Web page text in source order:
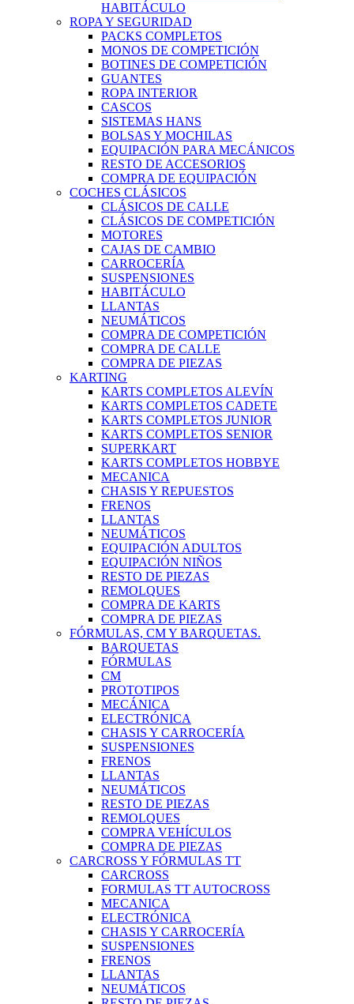
HABITÁCULO
ROPA Y SEGURIDAD
PACKS COMPLETOS
MONOS DE COMPETICIÓN
BOTINES DE COMPETICIÓN
GUANTES
ROPA INTERIOR
CASCOS
SISTEMAS HANS
BOLSAS Y MOCHILAS
EQUIPACIÓN PARA MECÁNICOS
RESTO DE ACCESORIOS
COMPRA DE EQUIPACIÓN
COCHES CLÁSICOS
CLÁSICOS DE CALLE
CLÁSICOS DE COMPETICIÓN
MOTORES
CAJAS DE CAMBIO
CARROCERÍA
SUSPENSIONES
HABITÁCULO
LLANTAS
NEUMÁTICOS
COMPRA DE COMPETICIÓN
COMPRA DE CALLE
COMPRA DE PIEZAS
KARTING
KARTS COMPLETOS ALEVÍN
KARTS COMPLETOS CADETE
KARTS COMPLETOS JUNIOR
KARTS COMPLETOS SENIOR
SUPERKART
KARTS COMPLETOS HOBBYE
MECANICA
CHASIS Y REPUESTOS
FRENOS
LLANTAS
NEUMÁTICOS
EQUIPACIÓN ADULTOS
EQUIPACIÓN NIÑOS
RESTO DE PIEZAS
REMOLQUES
COMPRA DE KARTS
COMPRA DE PIEZAS
FÓRMULAS, CM Y BARQUETAS.
BARQUETAS
FÓRMULAS
CM
PROTOTIPOS
MECÁNICA
ELECTRÓNICA
CHASIS Y CARROCERÍA
SUSPENSIONES
FRENOS
LLANTAS
NEUMÁTICOS
RESTO DE PIEZAS
REMOLQUES
COMPRA VEHÍCULOS
COMPRA DE PIEZAS
CARCROSS Y FÓRMULAS TT
CARCROSS
FORMULAS TT AUTOCROSS
MECANICA
ELECTRÓNICA
CHASIS Y CARROCERÍA
SUSPENSIONES
FRENOS
LLANTAS
NEUMÁTICOS